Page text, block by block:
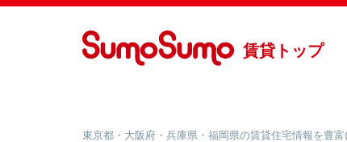
賃貸トップ
東京都・大阪府・兵庫県・福岡県の賃貸住宅情報を豊富